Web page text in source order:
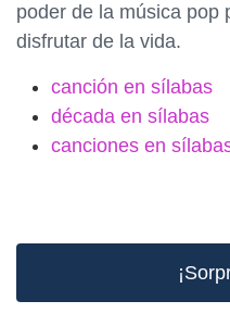
poder de la música pop
disfrutar de la vida.
canción en sílabas
década en sílabas
canciones en